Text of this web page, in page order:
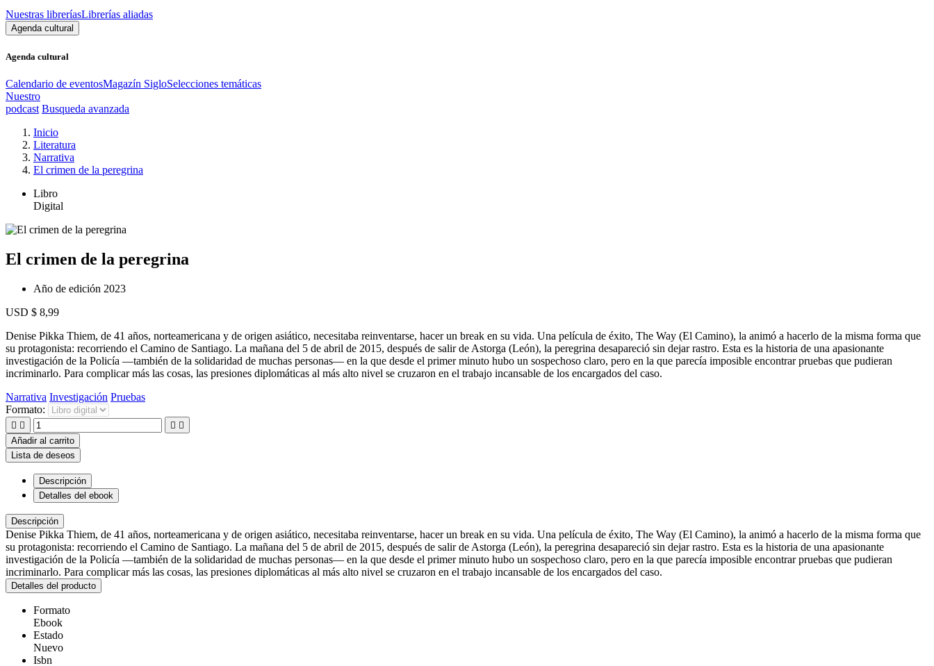
Nuestras libreríasLibrerías aliadas
Agenda cultural
Agenda cultural
Calendario de eventosMagazín SigloSelecciones temáticas
Nuestro
podcast Busqueda avanzada
Inicio
Literatura
Narrativa
El crimen de la peregrina
Libro
Digital
El crimen de la peregrina
Año de edición 2023
USD $ 8,99
Denise Pikka Thiem, de 41 años, norteamericana y de origen asiático, necesitaba reinventarse, hacer un break en su vida. Una película de éxito, The Way (El Camino), la animó a hacerlo de la misma forma que
su protagonista: recorriendo el Camino de Santiago. La mañana del 5 de abril de 2015, después de salir de Astorga (León), la peregrina desapareció sin dejar rastro. Esta es la historia de una apasionante
investigación de la Policía —también de la solidaridad de muchas personas— en la que desde el primer minuto hubo un sospechoso claro, pero en la que parecía imposible encontrar pruebas que pudieran
incriminarlo. Para complicar más las cosas, las presiones diplomáticas al más alto nivel se cruzaron en el trabajo incansable de los encargados del caso.
Narrativa Investigación Pruebas
Formato:
   
Añadir al carrito
Lista de deseos
Descripción
Detalles del ebook
Descripción
Denise Pikka Thiem, de 41 años, norteamericana y de origen asiático, necesitaba reinventarse, hacer un break en su vida. Una película de éxito, The Way (El Camino), la animó a hacerlo de la misma forma que
su protagonista: recorriendo el Camino de Santiago. La mañana del 5 de abril de 2015, después de salir de Astorga (León), la peregrina desapareció sin dejar rastro. Esta es la historia de una apasionante
investigación de la Policía —también de la solidaridad de muchas personas— en la que desde el primer minuto hubo un sospechoso claro, pero en la que parecía imposible encontrar pruebas que pudieran
incriminarlo. Para complicar más las cosas, las presiones diplomáticas al más alto nivel se cruzaron en el trabajo incansable de los encargados del caso.
Detalles del producto
Formato
Ebook
Estado
Nuevo
Isbn